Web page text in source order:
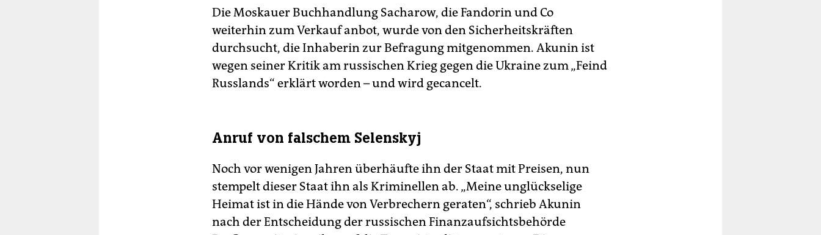
Die Moskauer Buchhandlung Sacharow, die Fandorin und Co
weiterhin zum Verkauf anbot, wurde von den Sicherheitskräften
durchsucht, die Inhaberin zur Befragung mitgenommen. Akunin ist
wegen seiner Kritik am russischen Krieg gegen die Ukraine zum „Feind
Russlands“ erklärt worden – und wird gecancelt.
Anruf von falschem Selenskyj
Noch vor wenigen Jahren überhäufte ihn der Staat mit Preisen, nun
stempelt dieser Staat ihn als Kriminellen ab. „Meine unglückselige
Heimat ist in die Hände von Verbrechern geraten“, schrieb Akunin
nach der Entscheidung der russischen Finanzaufsichtsbehörde